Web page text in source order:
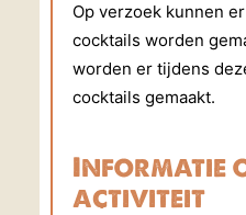
Op verzoek kunnen
cocktails worden
worden er tijdens
cocktails gemaakt.
Informatie
activiteit